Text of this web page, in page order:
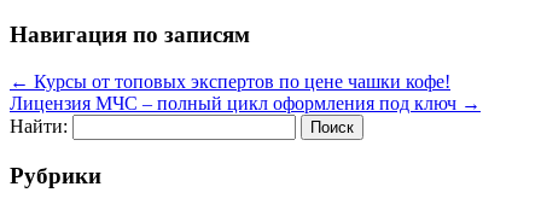
Навигация по записям
← Курсы от топовых экспертов по цене чашки кофе!
Лицензия МЧС – полный цикл оформления под ключ →
Найти:
Рубрики